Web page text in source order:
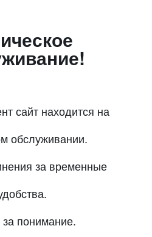
сайт находится на
обслуживании.
за временные
понимание.